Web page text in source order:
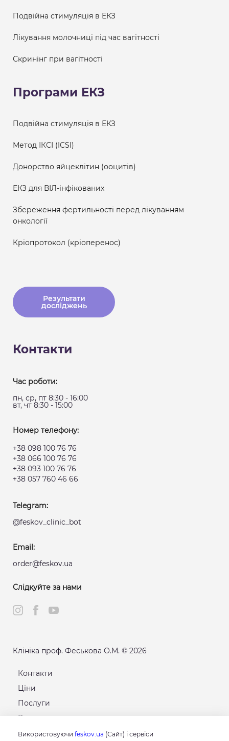
Використовуючи feskov.ua (Сайт) і сервіси
Подвійна стимуляція в ЕКЗ
Лікування молочниці під час вагітності
Скринінг при вагітності
Програми ЕКЗ
Подвійна стимуляція в ЕКЗ
Метод ІКСІ (ICSI)
Донорство яйцеклітин (ооцитів)
ЕКЗ для ВІЛ-інфікованих
Збереження фертильності перед лікуванням
онкології
Кріопротокол (кріоперенос)
Результати
досліджень
Контакти
Час роботи:
пн, ср, пт 8:30 - 16:00
вт, чт 8:30 - 15:00
Номер телефону:
+38 098 100 76 76
+38 066 100 76 76
+38 093 100 76 76
+38 057 760 46 66
Telegram:
@feskov_clinic_bot
Email:
order@feskov.ua
Слідкуйте за нами
Клініка проф. Феськова О.М. © 2026
Контакти
Ціни
Послуги
Розклад
Карта сайту